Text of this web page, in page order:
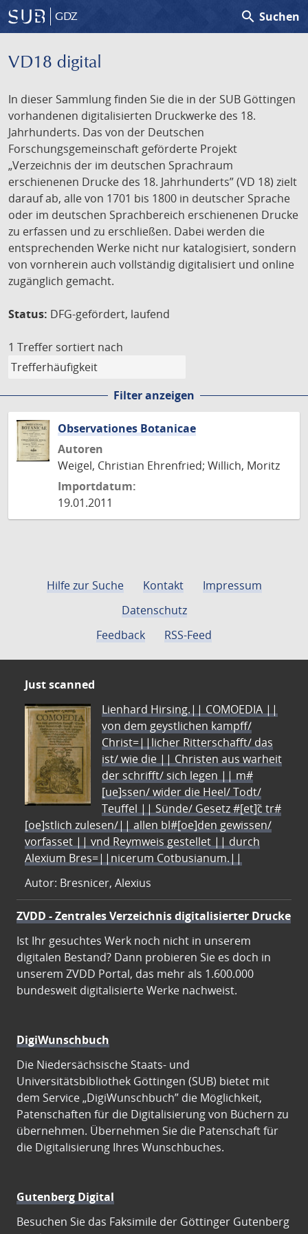
GDZ search Suchen
VD18 digital
In dieser Sammlung finden Sie die in der SUB Göttingen
vorhandenen digitalisierten Druckwerke des 18.
Jahrhunderts. Das von der Deutschen
Forschungsgemeinschaft geförderte Projekt
„Verzeichnis der im deutschen Sprachraum
erschienenen Drucke des 18. Jahrhunderts” (VD 18) zielt
darauf ab, alle von 1701 bis 1800 in deutscher Sprache
oder im deutschen Sprachbereich erschienenen Drucke
zu erfassen und zu erschließen. Dabei werden die
entsprechenden Werke nicht nur katalogisiert, sondern
von vornherein auch vollständig digitalisiert und online
zugänglich gemacht.
Status: DFG-gefördert, laufend
1 Treffer sortiert nach
Filter anzeigen
Observationes Botanicae
Autoren
Weigel, Christian Ehrenfried; Willich, Moritz
Importdatum:
19.01.2011
Hilfe zur Suche Kontakt
Impressum
Datenschutz
Feedback
RSS-Feed
Just scanned
Lienhard Hirsing.|| COMOEDIA ||
von dem geystlichen kampff/
Christ=||licher Ritterschafft/ das
ist/ wie die || Christen aus warheit
der schrifft/ sich legen || m#
[ue]ssen/ wider die Heel/ Todt/
Teuffel || Sünde/ Gesetz #[et]c̃ tr#
[oe]stlich zulesen/|| allen bl#[oe]den gewissen/
vorfasset || vnd Reymweis gestellet || durch
Alexium Bres=||nicerum Cotbusianum.||
Autor: Bresnicer, Alexius
ZVDD - Zentrales Verzeichnis digitalisierter Drucke
Ist Ihr gesuchtes Werk noch nicht in unserem
digitalen Bestand? Dann probieren Sie es doch in
unserem ZVDD Portal, das mehr als 1.600.000
bundesweit digitalisierte Werke nachweist.
DigiWunschbuch
Die Niedersächsische Staats- und
Universitätsbibliothek Göttingen (SUB) bietet mit
dem Service „DigiWunschbuch” die Möglichkeit,
Patenschaften für die Digitalisierung von Büchern zu
übernehmen. Übernehmen Sie die Patenschaft für
die Digitalisierung Ihres Wunschbuches.
Gutenberg Digital
Besuchen Sie das Faksimile der Göttinger Gutenberg